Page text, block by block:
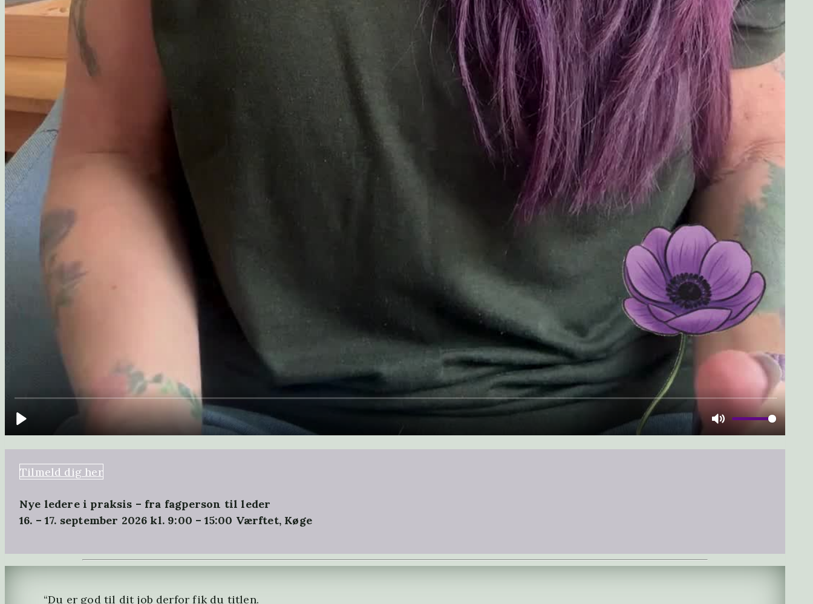
Tilmeld dig her
Nye ledere i praksis – fra fagperson til leder
16. – 17. september 2026 kl. 9:00 – 15:00 Værftet, Køge
“Du er god til dit job derfor fik du titlen.